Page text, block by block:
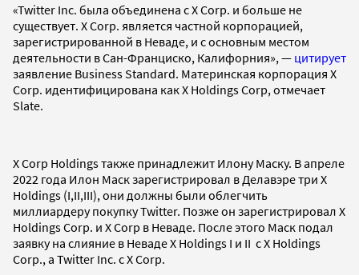
«Twitter Inc. была объединена с X Corp. и больше не
существует. X Corp. является частной корпорацией,
зарегистрированной в Неваде, и с основным местом
деятельности в Сан-Франциско, Калифорния», — цитирует
заявление Business Standard. Материнская корпорация X
Corp. идентифицирована как X Holdings Corp, отмечает
Slate.
X Corp Holdings также принадлежит Илону Маску. В апреле
2022 года Илон Маск зарегистрировал в Делавэре три X
Holdings (I,II,III), они должны были облегчить
миллиардеру покупку Twitter. Позже он зарегистрировал X
Holdings Corp. и X Corp в Неваде. После этого Маск подал
заявку на слияние в Неваде X Holdings I и II с X Holdings
Corp., а Twitter Inc. с X Corp.